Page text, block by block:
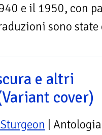
e il 1950, con
sono
e altri
cover)
| Antologia